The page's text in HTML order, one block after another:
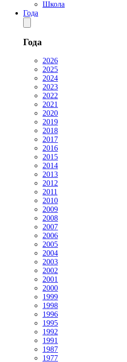
Школа
Года
Года
2026
2025
2024
2023
2022
2021
2020
2019
2018
2017
2016
2015
2014
2013
2012
2011
2010
2009
2008
2007
2006
2005
2004
2003
2002
2001
2000
1999
1998
1996
1995
1992
1991
1987
1977